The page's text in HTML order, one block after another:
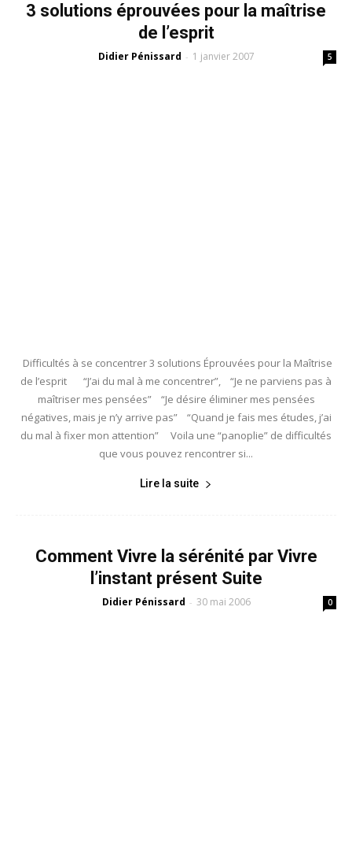
3 solutions éprouvées pour la maîtrise
de l’esprit
Didier Pénissard - 1 janvier 2007 5
Difficultés à se concentrer 3 solutions Éprouvées pour la Maîtrise
de l’esprit “J’ai du mal à me concentrer”, “Je ne parviens pas à
maîtriser mes pensées” “Je désire éliminer mes pensées
négatives, mais je n’y arrive pas” “Quand je fais mes études, j’ai
du mal à fixer mon attention” Voila une “panoplie” de difficultés
que vous pouvez rencontrer si...
Lire la suite
Comment Vivre la sérénité par Vivre
l’instant présent Suite
Didier Pénissard - 30 mai 2006 0